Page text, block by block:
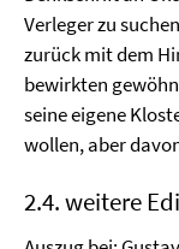
Verleger zu
zurück mit dem
bewirkten
seine eigene
wollen, aber
2.4. weitere